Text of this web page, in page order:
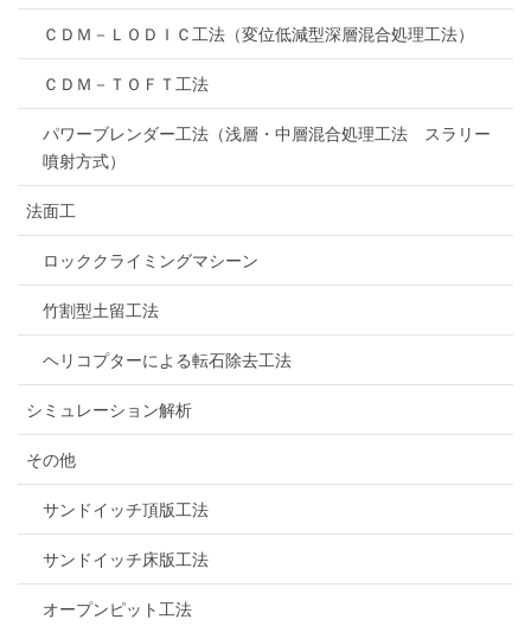
ＣＤＭ－ＬＯＤＩＣ工法（変位低減型深層混合処理工法）
ＣＤＭ－ＴＯＦＴ工法
パワーブレンダー工法（浅層・中層混合処理工法 スラリー
噴射方式）
法面工
ロッククライミングマシーン
竹割型土留工法
ヘリコプターによる転石除去工法
シミュレーション解析
その他
サンドイッチ頂版工法
サンドイッチ床版工法
オープンピット工法